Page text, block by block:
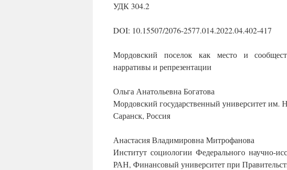
УДК 304.2
DOI: 10.15507/2076-2577.014.2022.04.402-417
Мордовский поселок как место и
нарративы и репрезентации
Ольга Анатольевна Богатова
Мордовский государственный университет им.
Саранск, Россия
Анастасия Владимировна Митрофанова
Институт социологии Федерального научно-
РАН, Финансовый университет при